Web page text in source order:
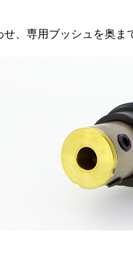
、専用ブッシュを奥ま